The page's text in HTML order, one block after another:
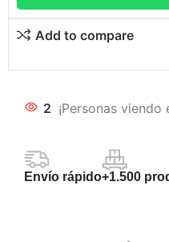
Add to compare
2 ¡Personas
Envío rápido+1.500